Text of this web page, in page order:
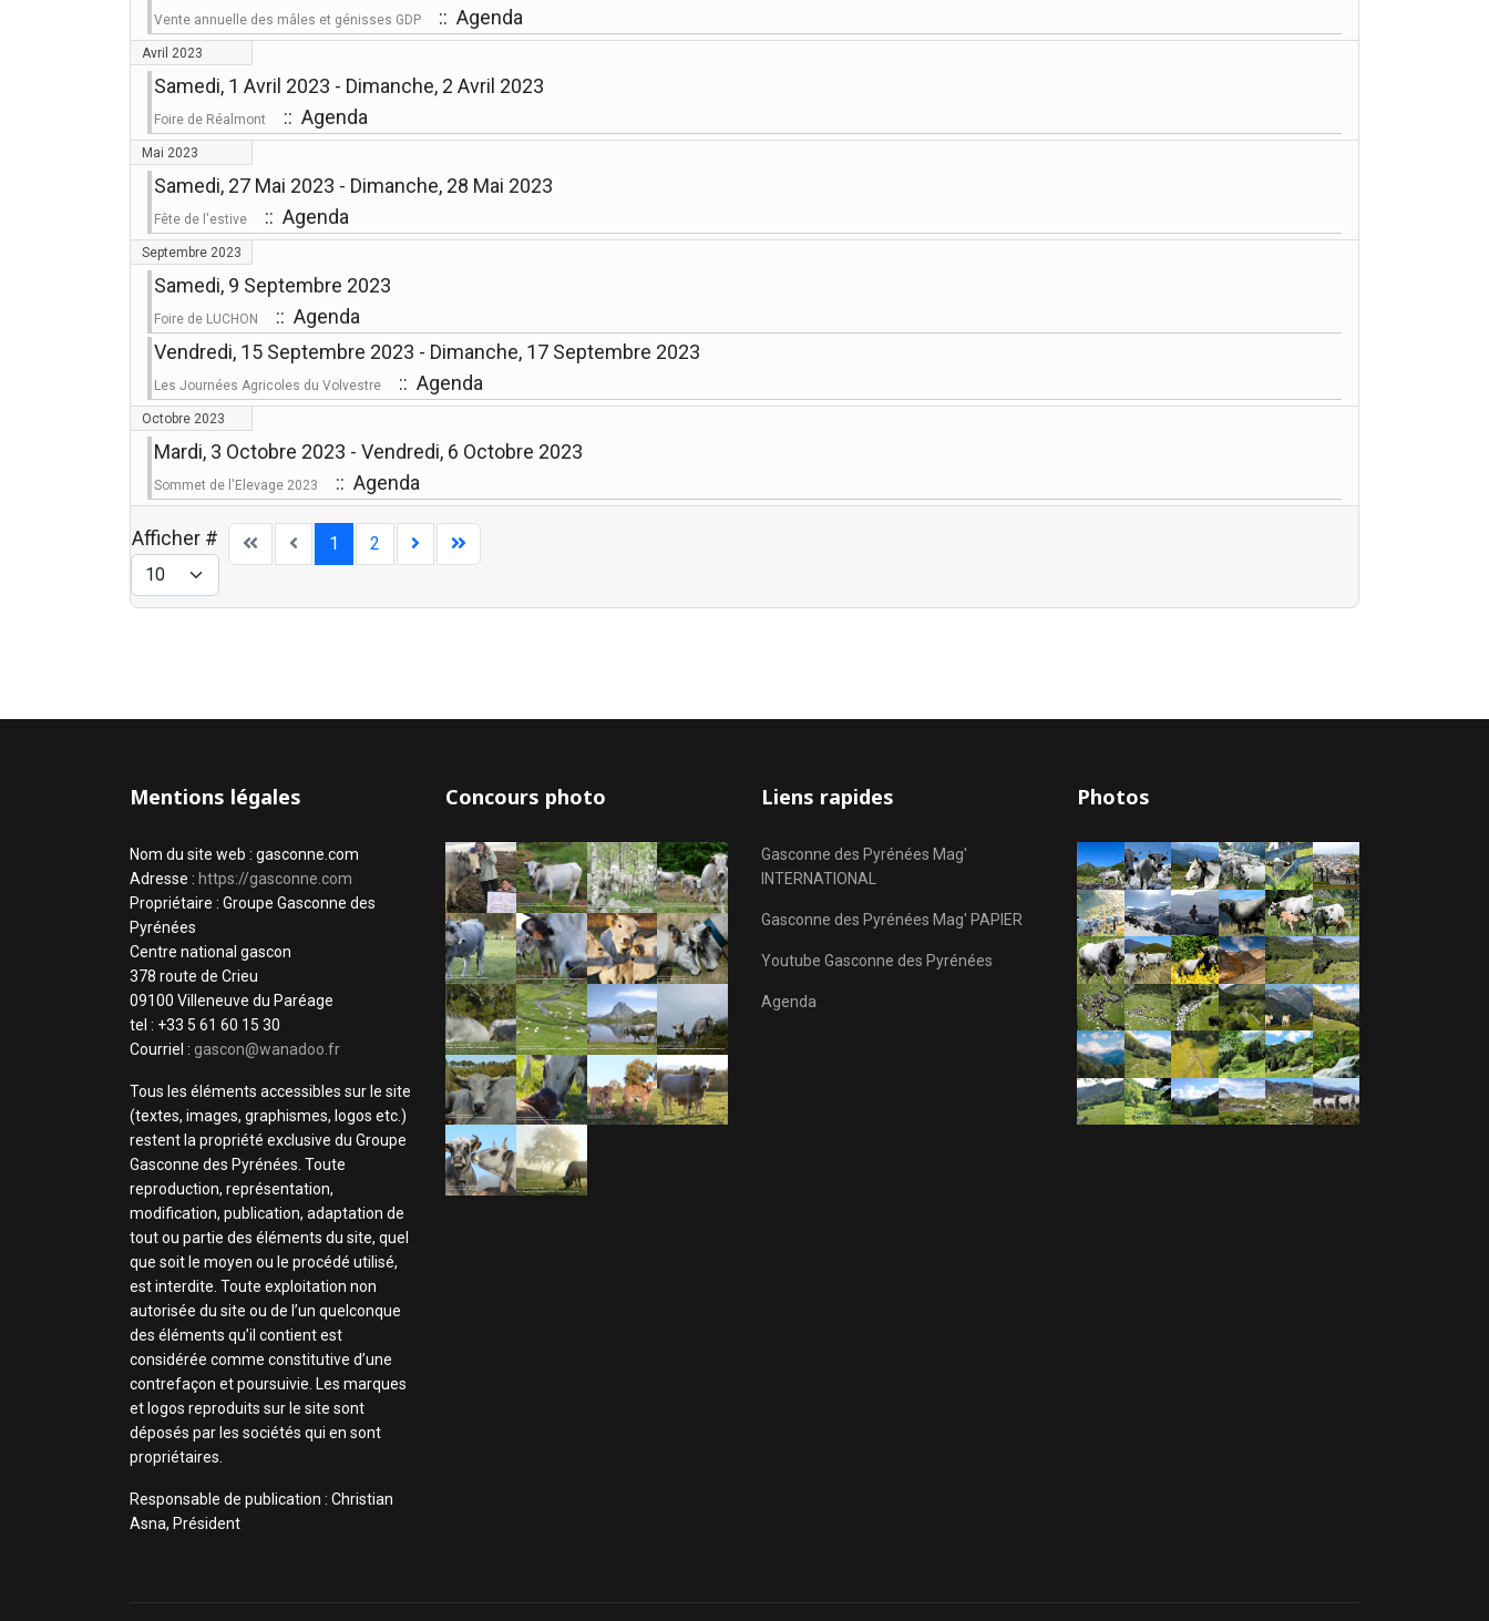
Vente annuelle des mâles et génisses GDP :: Agenda
Avril 2023
Samedi, 1 Avril 2023 - Dimanche, 2 Avril 2023
Foire de Réalmont :: Agenda
Mai 2023
Samedi, 27 Mai 2023 - Dimanche, 28 Mai 2023
Fête de l'estive :: Agenda
Septembre 2023
Samedi, 9 Septembre 2023
Foire de LUCHON
:: Agenda
Vendredi, 15 Septembre 2023 - Dimanche, 17 Septembre 2023
Les Journées Agricoles du Volvestre :: Agenda
Octobre 2023
Mardi, 3 Octobre 2023 - Vendredi, 6 Octobre 2023
Sommet de l'Elevage 2023 :: Agenda
Afficher # 1 2
Mentions légales
Nom du site web : gasconne.com
Adresse : https://gasconne.com
Propriétaire : Groupe Gasconne des
Pyrénées
Centre national gascon
378 route de Crieu
09100 Villeneuve du Paréage
tel : +33 5 61 60 15 30
Courriel : gascon@wanadoo.fr
Tous les éléments accessibles sur le site
(textes, images, graphismes, logos etc.)
restent la propriété exclusive du Groupe
Gasconne des Pyrénées. Toute
reproduction, représentation,
modification, publication, adaptation de
tout ou partie des éléments du site, quel
que soit le moyen ou le procédé utilisé,
est interdite. Toute exploitation non
autorisée du site ou de l’un quelconque
des éléments qu’il contient est
considérée comme constitutive d’une
contrefaçon et poursuivie. Les marques
et logos reproduits sur le site sont
déposés par les sociétés qui en sont
propriétaires.
Responsable de publication : Christian
Asna, Président
Concours photo Liens rapides
Gasconne des Pyrénées Mag'
INTERNATIONAL
Gasconne des Pyrénées Mag' PAPIER
Youtube Gasconne des Pyrénées
Agenda
Photos